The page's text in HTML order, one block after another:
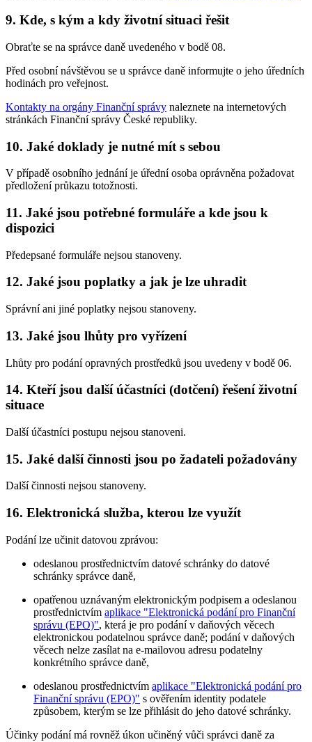
9. Kde, s kým a kdy životní situaci řešit
Obraťte se na správce daně uvedeného v bodě 08.
Před osobní návštěvou se u správce daně informujte o jeho úředních
hodinách pro veřejnost.
Kontakty na orgány Finanční správy naleznete na internetových
stránkách Finanční správy České republiky.
10. Jaké doklady je nutné mít s sebou
V případě osobního jednání je úřední osoba oprávněna požadovat
předložení průkazu totožnosti.
11. Jaké jsou potřebné formuláře a kde jsou k
dispozici
Předepsané formuláře nejsou stanoveny.
12. Jaké jsou poplatky a jak je lze uhradit
Správní ani jiné poplatky nejsou stanoveny.
13. Jaké jsou lhůty pro vyřízení
Lhůty pro podání opravných prostředků jsou uvedeny v bodě 06.
14. Kteří jsou další účastníci (dotčení) řešení životní
situace
Další účastníci postupu nejsou stanoveni.
15. Jaké další činnosti jsou po žadateli požadovány
Další činnosti nejsou stanoveny.
16. Elektronická služba, kterou lze využít
Podání lze učinit datovou zprávou:
odeslanou prostřednictvím datové schránky do datové
schránky správce daně,
opatřenou uznávaným elektronickým podpisem a odeslanou
prostřednictvím aplikace "Elektronická podání pro Finanční
správu (EPO)", která je pro podání v daňových věcech
elektronickou podatelnou správce daně; podání v daňových
věcech nelze zasílat na e-mailovou adresu podatelny
konkrétního správce daně,
odeslanou prostřednictvím aplikace "Elektronická podání pro
Finanční správu (EPO)" s ověřením identity podatele
způsobem, kterým se lze přihlásit do jeho datové schránky.
Účinky podání má rovněž úkon učiněný vůči správci daně za